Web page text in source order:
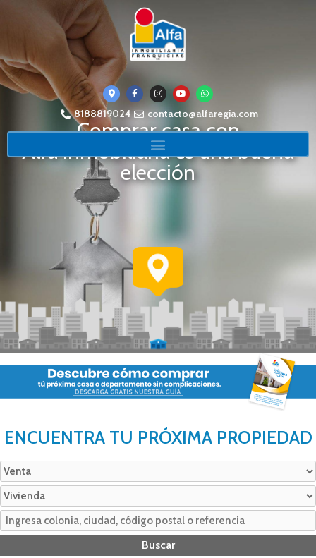
8188819024 contacto@alfaregia.com
Comprar casa con
Alfa Inmobiliaria es una buena
elección
ENCUENTRA TU PRÓXIMA PROPIEDAD